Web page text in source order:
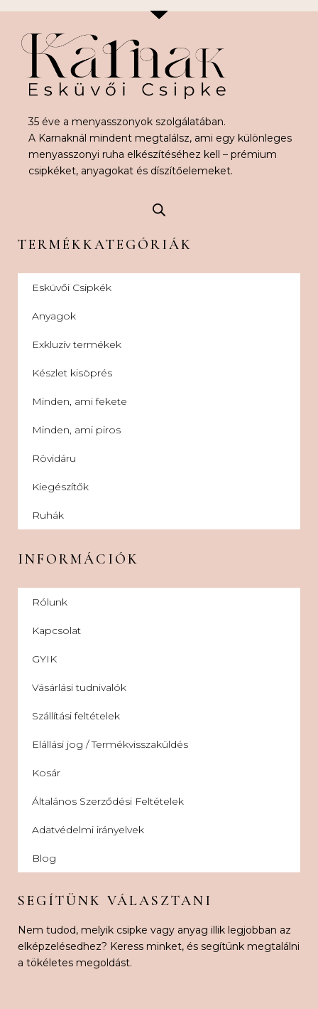
35 éve a menyasszonyok szolgálatában.
A Karnaknál mindent megtalálsz, ami egy különleges
menyasszonyi ruha elkészítéséhez kell – prémium
csipkéket, anyagokat és díszítőelemeket.
TERMÉKKATEGÓRIÁK
Esküvői Csipkék
Anyagok
Exkluzív termékek
Készlet kisöprés
Minden, ami fekete
Minden, ami piros
Rövidáru
Kiegészítők
Ruhák
INFORMÁCIÓK
Rólunk
Kapcsolat
GYIK
Vásárlási tudnivalók
Szállítási feltételek
Elállási jog / Termékvisszaküldés
Kosár
Általános Szerződési Feltételek
Adatvédelmi irányelvek
Blog
SEGÍTÜNK VÁLASZTANI
Nem tudod, melyik csipke vagy anyag illik legjobban az
elképzelésedhez? Keress minket, és segítünk megtalálni
a tökéletes megoldást.